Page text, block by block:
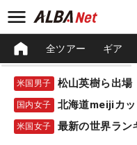
全ツアー ギア
米国男子
国内女子 北海道meijiカ
米国女子 最新の世界ラン